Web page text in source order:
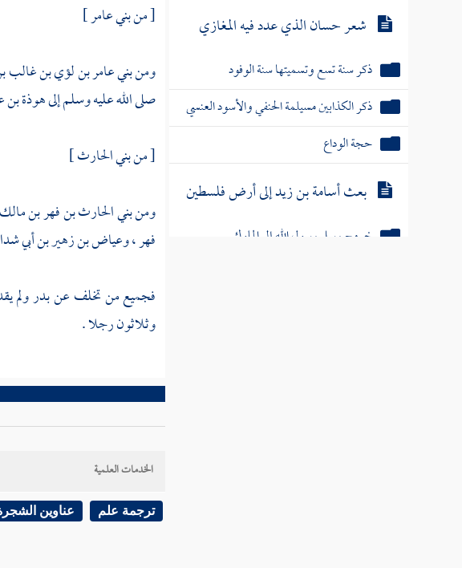
شعر حسان الذي عدد فيه المغازي
ذكر سنة تسع وتسميتها سنة الوفود
ذكر الكذابين مسيلمة الحنفي والأسود العنسي
حجة الوداع
بعث أسامة بن زيد إلى أرض فلسطين
خروج رسل رسول الله إلى الملوك
[ منبني عامر]
ومنبني عامر بن لؤي بن غالب
صلى الله عليه وسلم إلىهوذة بن
[ من بني الحارث ]
ومنبني الحارث بن فهر بن مالك
فهر،وعياض بن زهير بن أبي
فجميع من تخلف عنبدرولم
وثلاثون رجلا .
الخدمات العلمية
ترجمة علم عناوين